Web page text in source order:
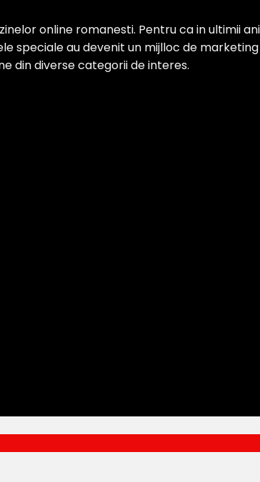
online romanesti. Pentru ca in ultimii
speciale au devenit un mijlloc de
din diverse categorii de interes.